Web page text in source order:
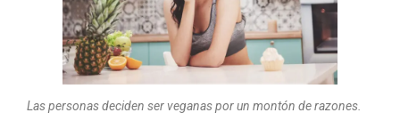
Las personas deciden ser veganas por un montón de razones.